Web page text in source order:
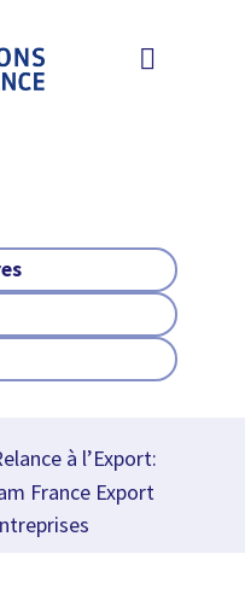
à l’Export:
France Export